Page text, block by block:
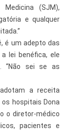
(SJM),
e qualquer
é um adepto das
lei benéfica, ele
“Não sei se as
a receita
hospitais Dona
o diretor-médico
pacientes e